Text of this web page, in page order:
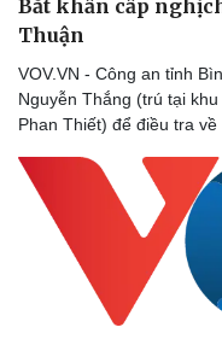
Bắt khẩn cấp
Thuận
VOV.VN - Công an tỉnh
Nguyễn Thắng (trú tại
Phan Thiết) để điều tra